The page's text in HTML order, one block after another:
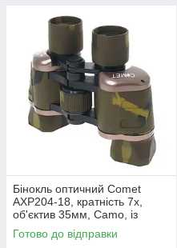
Бінокль оптичний Comet
AXP204-18, кратність 7x,
об'єктив 35мм, Camo, із
чохлом GoodPlace -worry-
free-shopping-
Готово до відправки